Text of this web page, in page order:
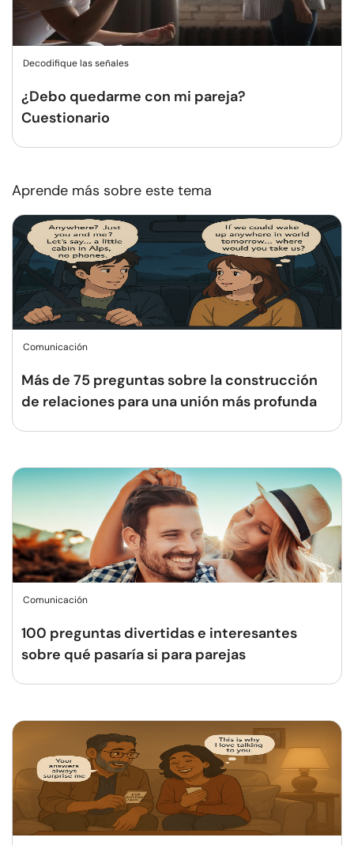
Decodifique las señales
¿Debo quedarme con mi pareja?
Cuestionario
Aprende más sobre este tema
Comunicación
Más de 75 preguntas sobre la construcción
de relaciones para una unión más profunda
Comunicación
100 preguntas divertidas e interesantes
sobre qué pasaría si para parejas